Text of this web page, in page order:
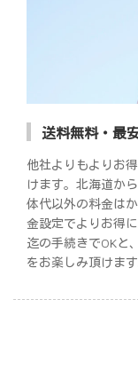
送料無料・最
他社よりもよりお
けます。北海道か
体代以外の料金は
金設定でよりお得
迄の手続きでOKと
をお楽しみ頂けます